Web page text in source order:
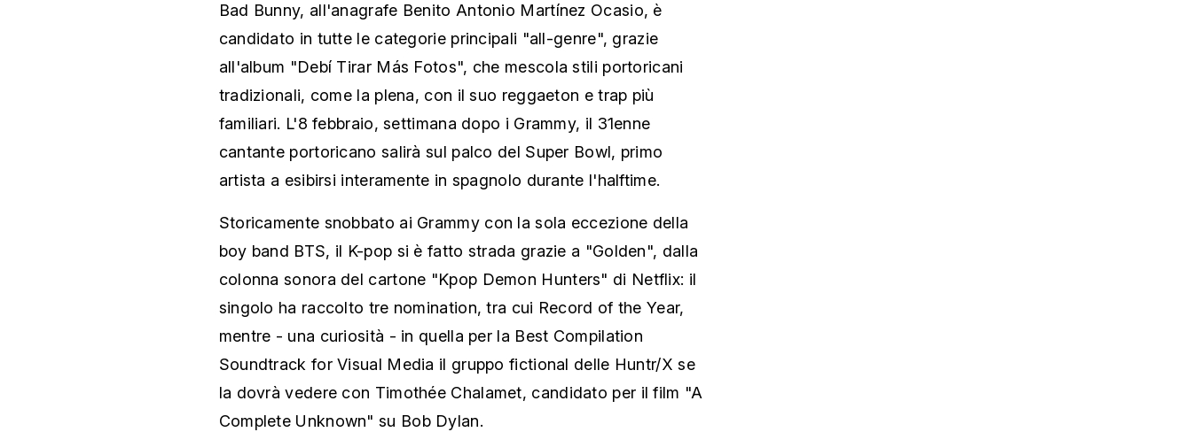
Bad Bunny, all'anagrafe Benito Antonio Martínez Ocasio, è
candidato in tutte le categorie principali "all-genre", grazie
all'album "Debí Tirar Más Fotos", che mescola stili portoricani
tradizionali, come la plena, con il suo reggaeton e trap più
familiari. L'8 febbraio, settimana dopo i Grammy, il 31enne
cantante portoricano salirà sul palco del Super Bowl, primo
artista a esibirsi interamente in spagnolo durante l'halftime.
Storicamente snobbato ai Grammy con la sola eccezione della
boy band BTS, il K-pop si è fatto strada grazie a "Golden", dalla
colonna sonora del cartone "Kpop Demon Hunters" di Netflix: il
singolo ha raccolto tre nomination, tra cui Record of the Year,
mentre - una curiosità - in quella per la Best Compilation
Soundtrack for Visual Media il gruppo fictional delle Huntr/X se
la dovrà vedere con Timothée Chalamet, candidato per il film "A
Complete Unknown" su Bob Dylan.